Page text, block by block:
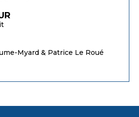
Myard & Patrice Le Roué